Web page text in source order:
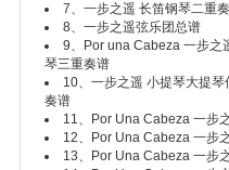
7、 一步之遥 长笛钢琴二重
8、 一步之遥弦乐团总谱
9、
Por una Cabeza 一步之
琴三重奏谱
10、 一步之遥 小提琴大提琴
奏谱
11、
Por Una Cabeza 一步
12、
Por Una Cabeza 一步
13、
Por Una Cabeza 一步